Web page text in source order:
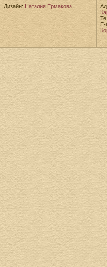
Дизайн: Наталия Ермакова
E-